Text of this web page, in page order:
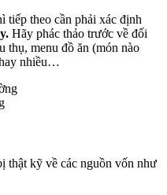
theo cần phải xác định
Hãy phác thảo trước về đối
thụ, menu đồ ăn (món nào
nhiều…
thật kỹ về các nguồn vốn như